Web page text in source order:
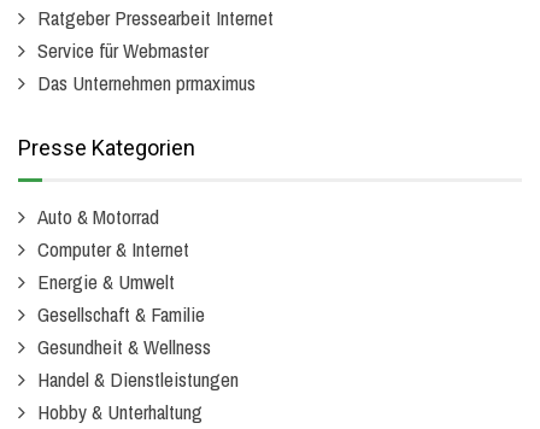
Ratgeber Pressearbeit Internet
Service für Webmaster
Das Unternehmen prmaximus
Presse Kategorien
Auto & Motorrad
Computer & Internet
Energie & Umwelt
Gesellschaft & Familie
Gesundheit & Wellness
Handel & Dienstleistungen
Hobby & Unterhaltung